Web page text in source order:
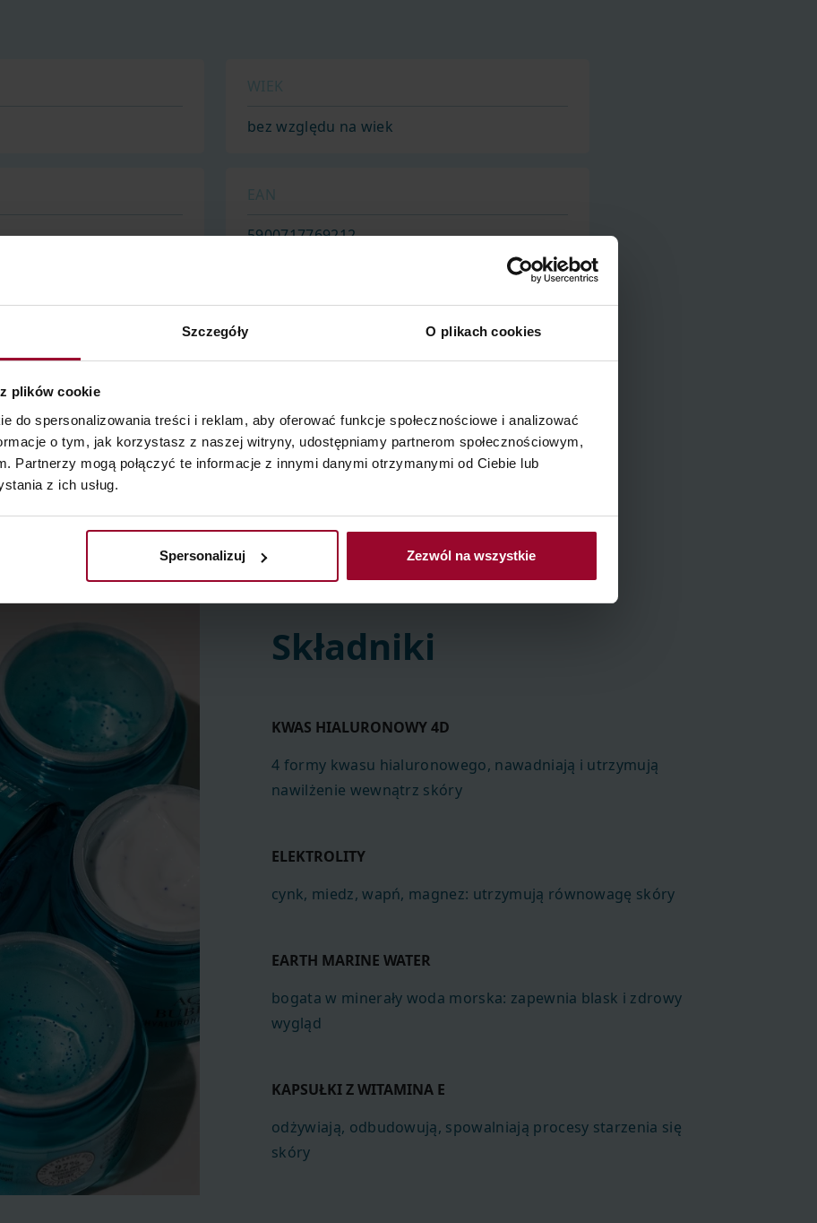
Szczegóły O plikach cookies
plików cookie
do spersonalizowania treści i reklam, aby oferować funkcje społecznościowe i analizować
o tym, jak korzystasz z naszej witryny, udostępniamy partnerom społecznościowym,
Partnerzy mogą połączyć te informacje z innymi danymi otrzymanymi od Ciebie lub
z ich usług.
Spersonalizuj Zezwól na wszystkie
WIEK
bez względu na wiek
EAN
5900717769212
PRODUCENT
Składniki
KWAS HIALURONOWY 4D
4 formy kwasu hialuronowego, nawadniają i utrzymują
nawilżenie wewnątrz skóry
ELEKTROLITY
cynk, miedz, wapń, magnez: utrzymują równowagę skóry
EARTH MARINE WATER
bogata w minerały woda morska: zapewnia blask i zdrowy
wygląd
KAPSUŁKI Z WITAMINA E
odżywiają, odbudowują, spowalniają procesy starzenia się
skóry